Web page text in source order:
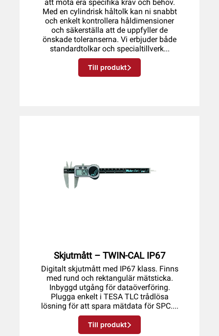
att möta era specifika krav och behov.
Med en cylindrisk håltolk kan ni snabbt
och enkelt kontrollera håldimensioner
och säkerställa att de uppfyller de
önskade toleranserna. Vi erbjuder både
standardtolkar och specialtillverk...
Till produkt
Skjutmått – TWIN-CAL IP67
Digitalt skjutmått med IP67 klass. Finns
med rund och rektangulär mätsticka.
Inbyggd utgång för dataöverföring.
Plugga enkelt i TESA TLC trådlösa
lösning för att spara mätdata för SPC....
Till produkt